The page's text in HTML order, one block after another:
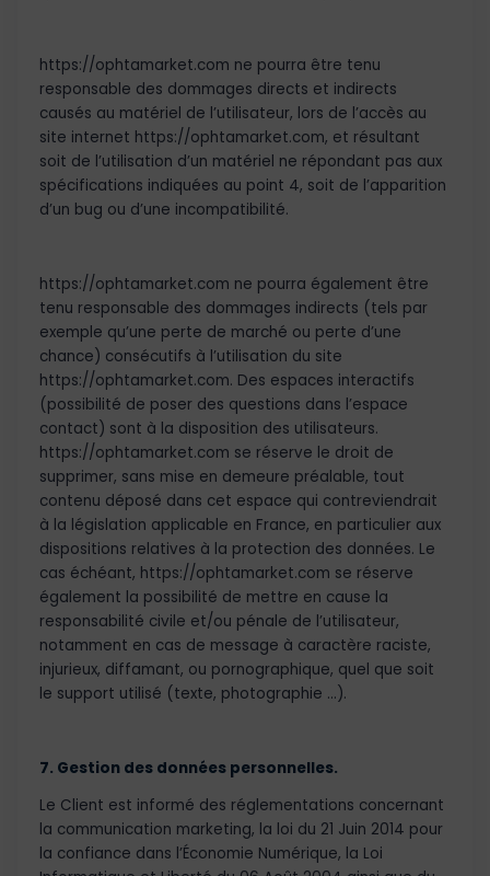
https://ophtamarket.com ne pourra être tenu
responsable des dommages directs et indirects
causés au matériel de l’utilisateur, lors de l’accès au
site internet https://ophtamarket.com, et résultant
soit de l’utilisation d’un matériel ne répondant pas aux
spécifications indiquées au point 4, soit de l’apparition
d’un bug ou d’une incompatibilité.
https://ophtamarket.com ne pourra également être
tenu responsable des dommages indirects (tels par
exemple qu’une perte de marché ou perte d’une
chance) consécutifs à l’utilisation du site
https://ophtamarket.com. Des espaces interactifs
(possibilité de poser des questions dans l’espace
contact) sont à la disposition des utilisateurs.
https://ophtamarket.com se réserve le droit de
supprimer, sans mise en demeure préalable, tout
contenu déposé dans cet espace qui contreviendrait
à la législation applicable en France, en particulier aux
dispositions relatives à la protection des données. Le
cas échéant, https://ophtamarket.com se réserve
également la possibilité de mettre en cause la
responsabilité civile et/ou pénale de l’utilisateur,
notamment en cas de message à caractère raciste,
injurieux, diffamant, ou pornographique, quel que soit
le support utilisé (texte, photographie …).
7. Gestion des données personnelles.
Le Client est informé des réglementations concernant
la communication marketing, la loi du 21 Juin 2014 pour
la confiance dans l’Économie Numérique, la Loi